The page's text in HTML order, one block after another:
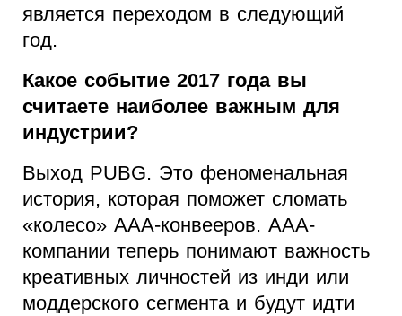
является переходом в следующий
год.
Какое событие 2017 года вы
считаете наиболее важным для
индустрии?
Выход PUBG. Это феноменальная
история, которая поможет сломать
«колесо» ААА-конвееров. ААА-
компании теперь понимают важность
креативных личностей из инди или
моддерского сегмента и будут идти